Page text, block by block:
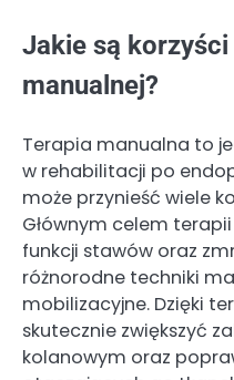
Jakie są korzyści
manualnej?
Terapia manualna to
w rehabilitacji po
może przynieść wiele
Głównym celem
funkcji stawów oraz
różnorodne techniki
mobilizacyjne. Dzięki
skutecznie zwiększyć
kolanowym oraz